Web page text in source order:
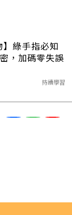
】綠手指必知
，加碼零失誤
持續學習